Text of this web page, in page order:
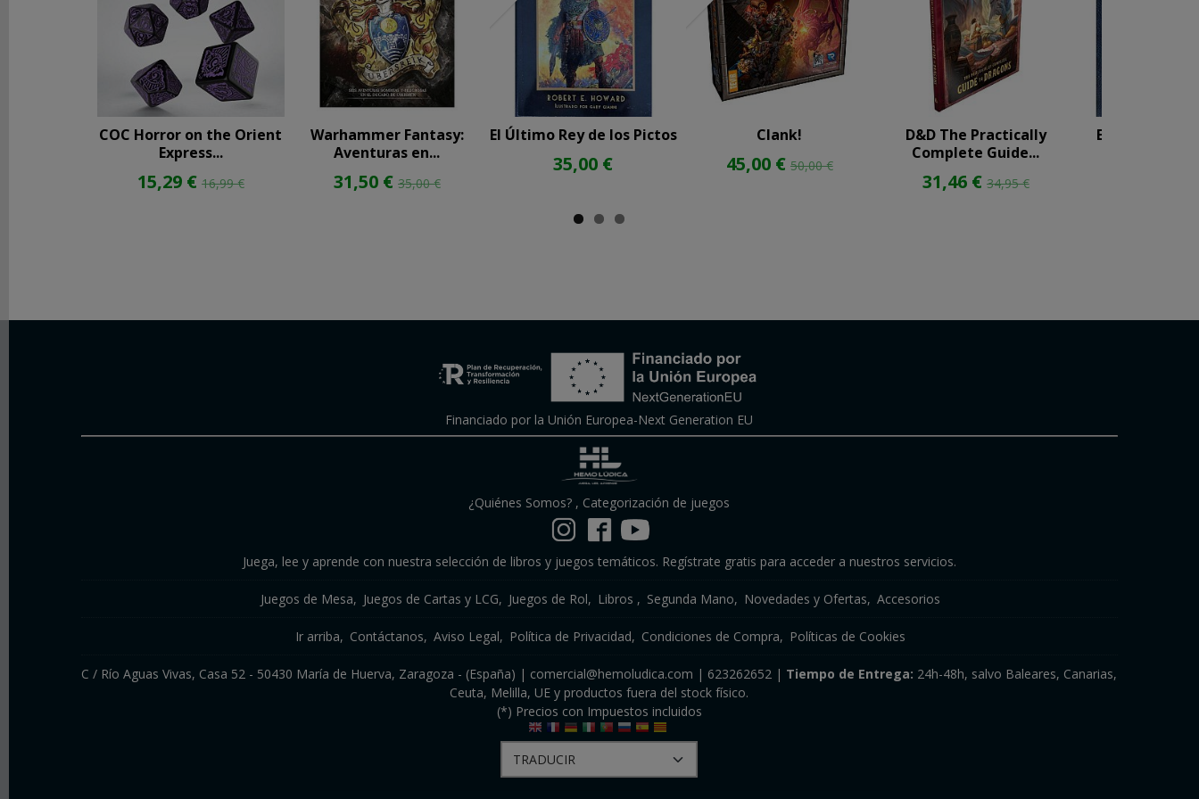
COC Horror on the Orient
Express...
15,29 € 16,99 €
Warhammer Fantasy:
Aventuras en...
31,50 € 35,00 €
El Último Rey de los Pictos
35,00 €
Clank!
45,00 € 50,00 €
D&D The Practically
Complete Guide...
31,46 € 34,95 €
El mundo de
Financiado por la Unión Europea-Next Generation EU
¿Quiénes Somos? , Categorización de juegos
Juega, lee y aprende con nuestra selección de libros y juegos temáticos. Regístrate gratis para acceder a nuestros servicios.
Juegos de Mesa Juegos de Cartas y LCG Juegos de Rol Libros Segunda Mano Novedades y Ofertas Accesorios
Ir arriba Contáctanos Aviso Legal Política de Privacidad Condiciones de Compra Políticas de Cookies
C / Río Aguas Vivas, Casa 52 - 50430 María de Huerva, Zaragoza - (España) | comercial@hemoludica.com | 623262652 | Tiempo de Entrega: 24h-48h, salvo Baleares, Canarias,
Ceuta, Melilla, UE y productos fuera del stock físico.
(*) Precios con Impuestos incluidos